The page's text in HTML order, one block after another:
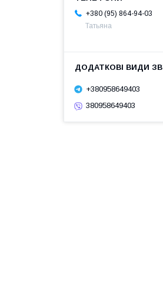
+380 (95) 864-94-03
Татьяна
+380958649403
380958649403